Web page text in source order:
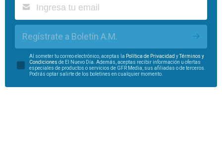
Regístrate a Boletín A.M.
Al someter tu correo electrónico, aceptas la Política de Privacidad yTérminos y
Condiciones de El Nuevo Día. Además, aceptas recibir información u ofertas
especiales de productos o servicios de GFR Media, sus afiliadas o de terceros.
Podrás optar salirte de los boletines en cualquier momento.